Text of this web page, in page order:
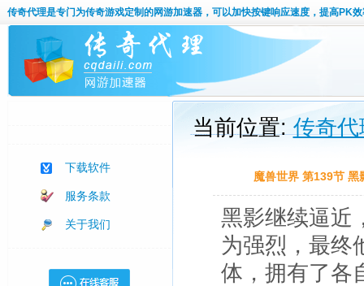
传奇代理是专门为传奇游戏定制的网游加速器，可以加快按键响应速度，提高PK效
下载软件
服务条款
关于我们
当前位置:传奇代
魔兽世界 第139节 黑
黑影继续逼近
为强烈，最终
体，拥有了各